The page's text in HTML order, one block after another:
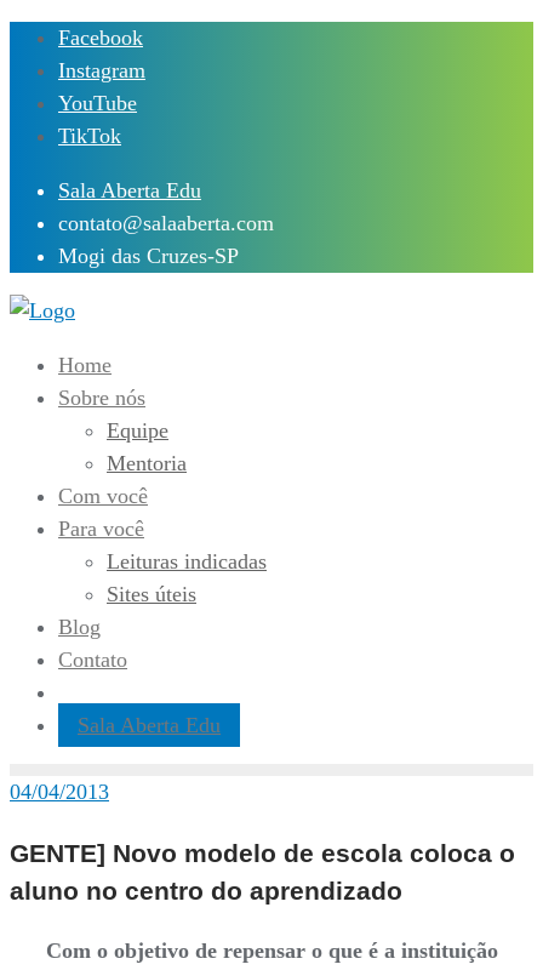
Skip
content
Facebook
Instagram
YouTube
TikTok
Sala Aberta Edu
contato@salaaberta.com
Mogi das Cruzes-SP
Home
Sobre nós
Equipe
Mentoria
Com você
Para você
Leituras indicadas
Sites úteis
Blog
Contato
Sala Aberta Edu
04/04/2013
GENTE] Novo modelo de escola coloca o
aluno no centro do aprendizado
Com o objetivo de repensar o que é a instituição